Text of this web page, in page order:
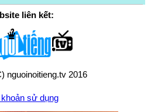
liên kết:
nguoinoitieng.tv 2016
sử dụng